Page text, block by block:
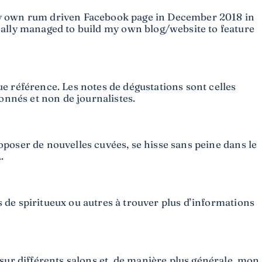
rum driven Facebook page in December 2018 in
managed to build my own blog/website to feature
Les notes de dégustations sont celles
et non de journalistes.
de nouvelles cuvées, se hisse sans peine dans le
de spiritueux ou autres à trouver plus d’informations